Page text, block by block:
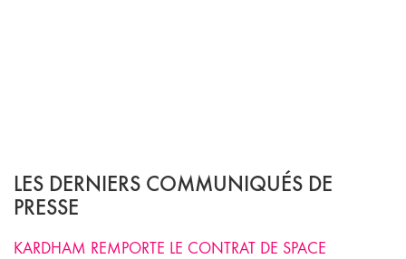
LES DERNIERS COMMUNIQUÉS DE
PRESSE
KARDHAM REMPORTE LE CONTRAT DE SPACE